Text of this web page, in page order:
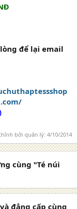
để lại email
bởi quản lý: 4/10/2014
cùng "Té núi
đẳng cấp cùng